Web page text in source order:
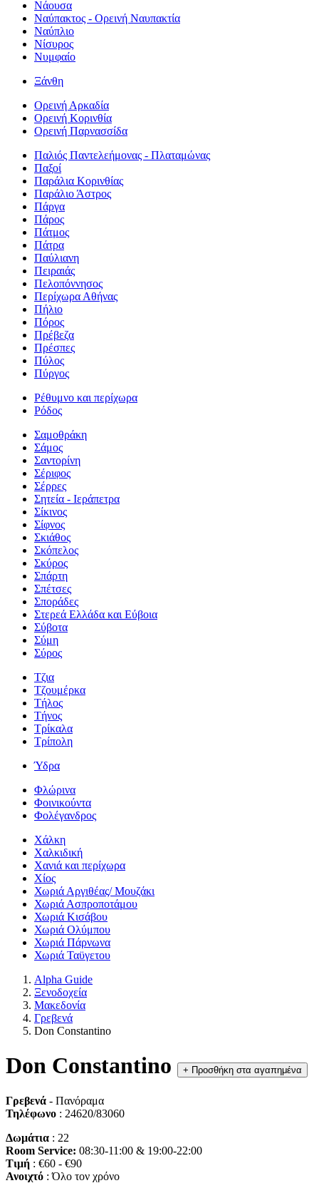
Νάουσα
Ναύπακτος - Ορεινή Ναυπακτία
Ναύπλιο
Νίσυρος
Νυμφαίο
Ξάνθη
Ορεινή Αρκαδία
Ορεινή Κορινθία
Ορεινή Παρνασσίδα
Παλιός Παντελεήμονας - Πλαταμώνας
Παξοί
Παράλια Κορινθίας
Παράλιο Άστρος
Πάργα
Πάρος
Πάτμος
Πάτρα
Παύλιανη
Πειραιάς
Πελοπόννησος
Περίχωρα Αθήνας
Πήλιο
Πόρος
Πρέβεζα
Πρέσπες
Πύλος
Πύργος
Ρέθυμνο και περίχωρα
Ρόδος
Σαμοθράκη
Σάμος
Σαντορίνη
Σέριφος
Σέρρες
Σητεία - Ιεράπετρα
Σίκινος
Σίφνος
Σκιάθος
Σκόπελος
Σκύρος
Σπάρτη
Σπέτσες
Σποράδες
Στερεά Ελλάδα και Εύβοια
Σύβοτα
Σύμη
Σύρος
Τζια
Τζουμέρκα
Τήλος
Τήνος
Τρίκαλα
Τρίπολη
Ύδρα
Φλώρινα
Φοινικούντα
Φολέγανδρος
Χάλκη
Χαλκιδική
Χανιά και περίχωρα
Χίος
Χωριά Αργιθέας/ Μουζάκι
Χωριά Ασπροποτάμου
Χωριά Κισάβου
Χωριά Ολύμπου
Χωριά Πάρνωνα
Χωριά Ταϋγετου
Alpha Guide
Ξενοδοχεία
Μακεδονία
Γρεβενά
Don Constantino
Don Constantino + Προσθήκη στα αγαπημένα
Γρεβενά - Πανόραμα
Τηλέφωνο : 24620/83060
Δωμάτια : 22
Room Service: 08:30-11:00 & 19:00-22:00
Τιμή : €60 - €90
Ανοιχτό : Όλο τον χρόνο